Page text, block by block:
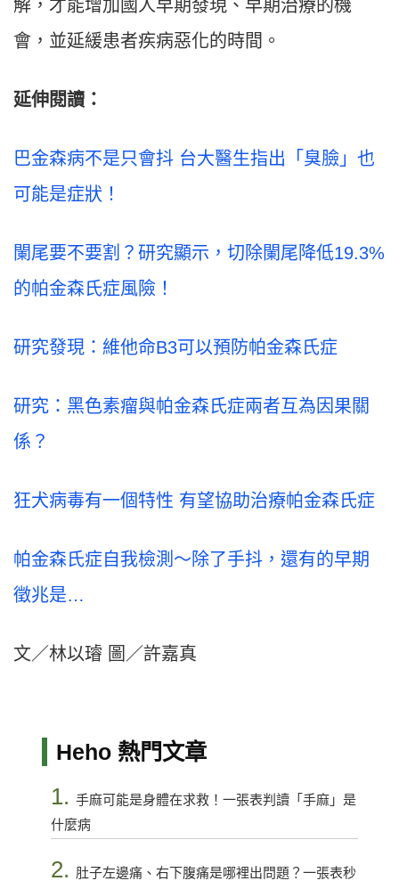
解，才能增加國人早期發現、早期治療的機
會，並延緩患者疾病惡化的時間。
延伸閱讀：
巴金森病不是只會抖 台大醫生指出「臭臉」也
可能是症狀！
闌尾要不要割？研究顯示，切除闌尾降低19.3%
的帕金森氏症風險！
研究發現：維他命B3可以預防帕金森氏症
研究：黑色素瘤與帕金森氏症兩者互為因果關
係？
狂犬病毒有一個特性 有望協助治療帕金森氏症
帕金森氏症自我檢測～除了手抖，還有的早期
徵兆是…
文／林以璿 圖／許嘉真
Heho 熱門文章
1. 手麻可能是身體在求救！一張表判讀「手麻」是
什麼病
2. 肚子左邊痛、右下腹痛是哪裡出問題？一張表秒